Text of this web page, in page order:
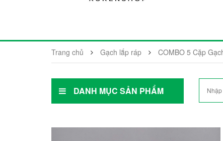
Trang chủ Gạch lắp ráp COMBO 5 Cặp
DANH MỤC SẢN PHẨM